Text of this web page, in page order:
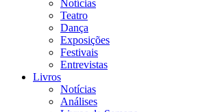
Notícias
Teatro
Dança
Exposições
Festivais
Entrevistas
Livros
Notícias
Análises